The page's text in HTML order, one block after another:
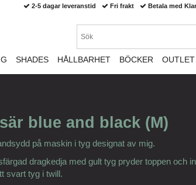
blue and black (M)
på maskin i tyg designat av mig.
dragkedja med gult tyg pryder toppen och
svart tyg i twill.
2-5 dagar leveranstid Fri frakt Betala med
SHADES HÅLLBARHET BÖCKER OUTLET